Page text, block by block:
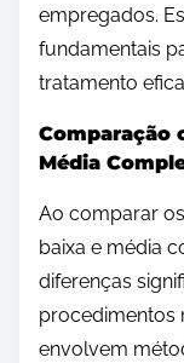
empregados.
fundamentais
tratamento
Comparação
Média
Ao comparar
baixa e média
diferenças
procedimentos
envolvem